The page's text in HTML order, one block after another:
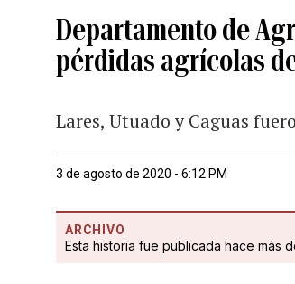
Departamento de
pérdidas agrícolas
Lares, Utuado y Caguas
3 de agosto de 2020 - 6:12 PM
ARCHIVO
Esta historia fue publicada hace más